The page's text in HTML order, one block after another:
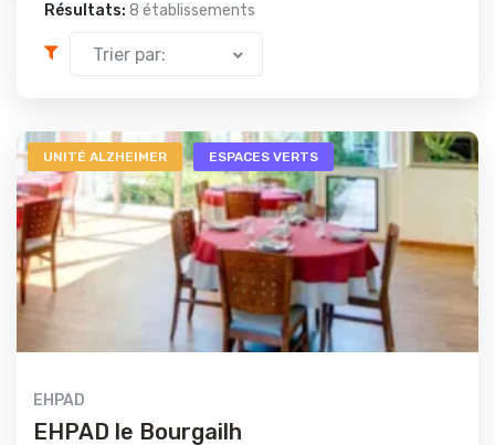
Résultats: 8 établissements
Trier par:
UNITÉ ALZHEIMER ESPACES VERTS
EHPAD
EHPAD le Bourgailh